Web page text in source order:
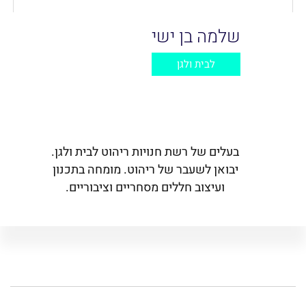
שלמה בן ישי
לבית ולגן
בעלים של רשת חנויות ריהוט לבית ולגן.
יבואן לשעבר של ריהוט. מומחה בתכנון
ועיצוב חללים מסחריים וציבוריים.